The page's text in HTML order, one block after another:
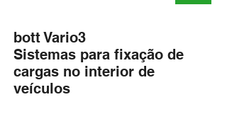
bott Vario3
Sistemas para fixação de
cargas no interior de
veículos